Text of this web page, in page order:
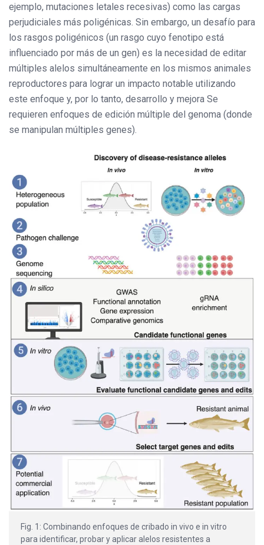
ejemplo, mutaciones letales recesivas) como las cargas
perjudiciales más poligénicas. Sin embargo, un desafío para
los rasgos poligénicos (un rasgo cuyo fenotipo está
influenciado por más de un gen) es la necesidad de editar
múltiples alelos simultáneamente en los mismos animales
reproductores para lograr un impacto notable utilizando
este enfoque y, por lo tanto, desarrollo y mejora Se
requieren enfoques de edición múltiple del genoma (donde
se manipulan múltiples genes).
Fig. 1: Combinando enfoques de cribado in vivo e in vitro
para identificar, probar y aplicar alelos resistentes a